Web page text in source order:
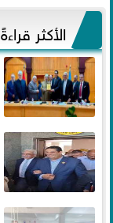
الأكثر قراءةً